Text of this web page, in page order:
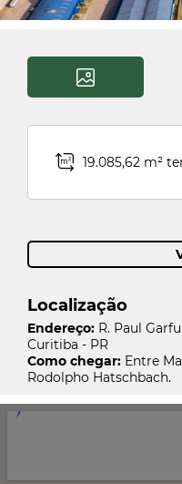
19.085,62 m²
Localização
Endereço: R. Paul
Curitiba - PR
Como chegar: Entre
Rodolpho Hatschbach.